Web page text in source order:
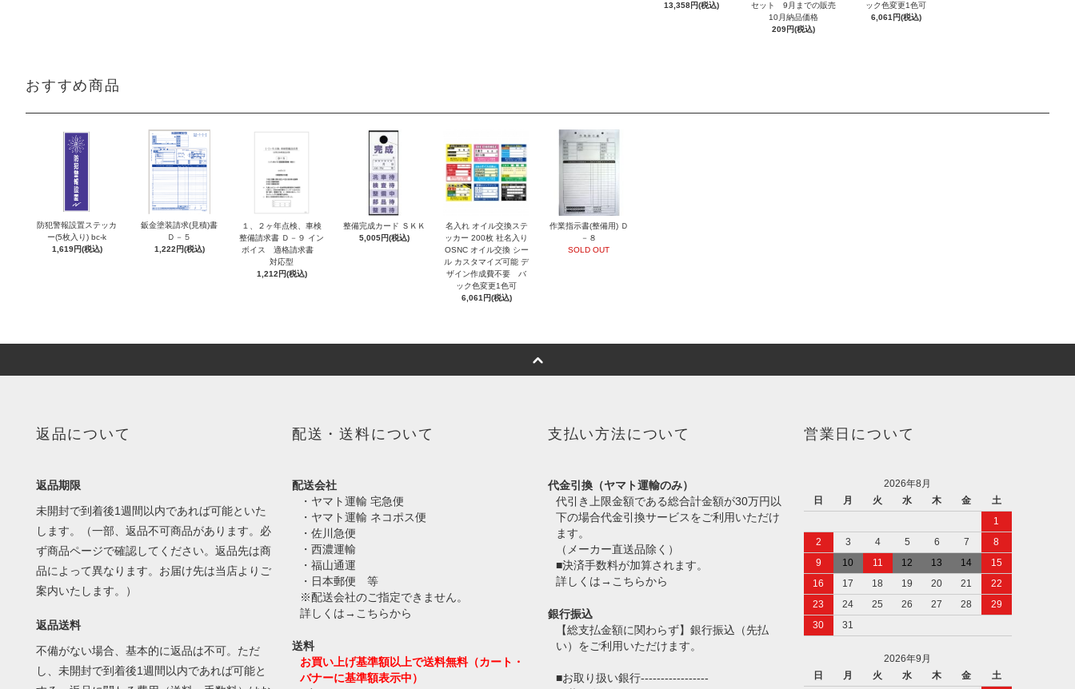
13,358円(税込)
セット 9月までの販売
10月納品価格
209円(税込)
ック色変更1色可
6,061円(税込)
おすすめ商品
防犯警報設置ステッカ
ー(5枚入り) bc-k
1,619円(税込)
鈑金塗装請求(見積)書
Ｄ－５
1,222円(税込)
１、２ヶ年点検、車検
整備請求書 Ｄ－９ イン
ボイス 適格請求書
対応型
1,212円(税込)
整備完成カード ＳＫＫ
5,005円(税込)
名入れ オイル交換ステ
ッカー 200枚 社名入り
OSNC オイル交換 シー
ル カスタマイズ可能 デ
ザイン作成費不要 バ
ック色変更1色可
6,061円(税込)
作業指示書(整備用) Ｄ
－８
SOLD OUT
返品について
返品期限
未開封で到着後1週間以内であれば可能といた
します。（一部、返品不可商品があります。必
ず商品ページで確認してください。返品先は商
品によって異なります。お届け先は当店よりご
案内いたします。）
返品送料
不備がない場合、基本的に返品は不可。ただ
し、未開封で到着後1週間以内であれば可能と
配送・送料について
配送会社
・ヤマト運輸 宅急便
・ヤマト運輸 ネコポス便
・佐川急便
・西濃運輸
・福山通運
・日本郵便 等
※配送会社のご指定できません。
詳しくは→ こちらから
送料
お買い上げ基準額以上で送料無料（カート・
バナーに基準額表示中）
支払い方法について
代金引換（ヤマト運輸のみ）
代引き上限金額である総合計金額が30万円以
下の場合代金引換サービスをご利用いただけ
ます。
（メーカー直送品除く）
■決済手数料が加算されます。
詳しくは→ こちらから
銀行振込
【総支払金額に関わらず】銀行振込（先払
い）をご利用いただけます。
■お取り扱い銀行-----------------
営業日について
2026年8月
日
月 火 水 木 金
土
1
2
3 4 5 6 7
8
9
10 11 12 13 14
15
16
17 18 19 20 21
22
23
24 25 26 27 28
29
30
31
2026年9月
日
月 火 水 木 金 土